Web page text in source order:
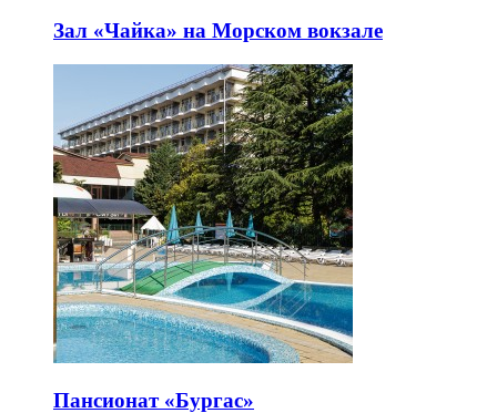
Зал «Чайка» на Морском вокзале
Пансионат «Бургас»